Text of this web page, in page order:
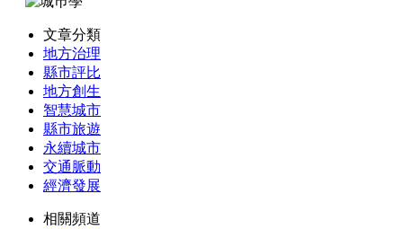
文章分類
地方治理
縣市評比
地方創生
智慧城市
縣市旅遊
永續城市
交通脈動
經濟發展
相關頻道